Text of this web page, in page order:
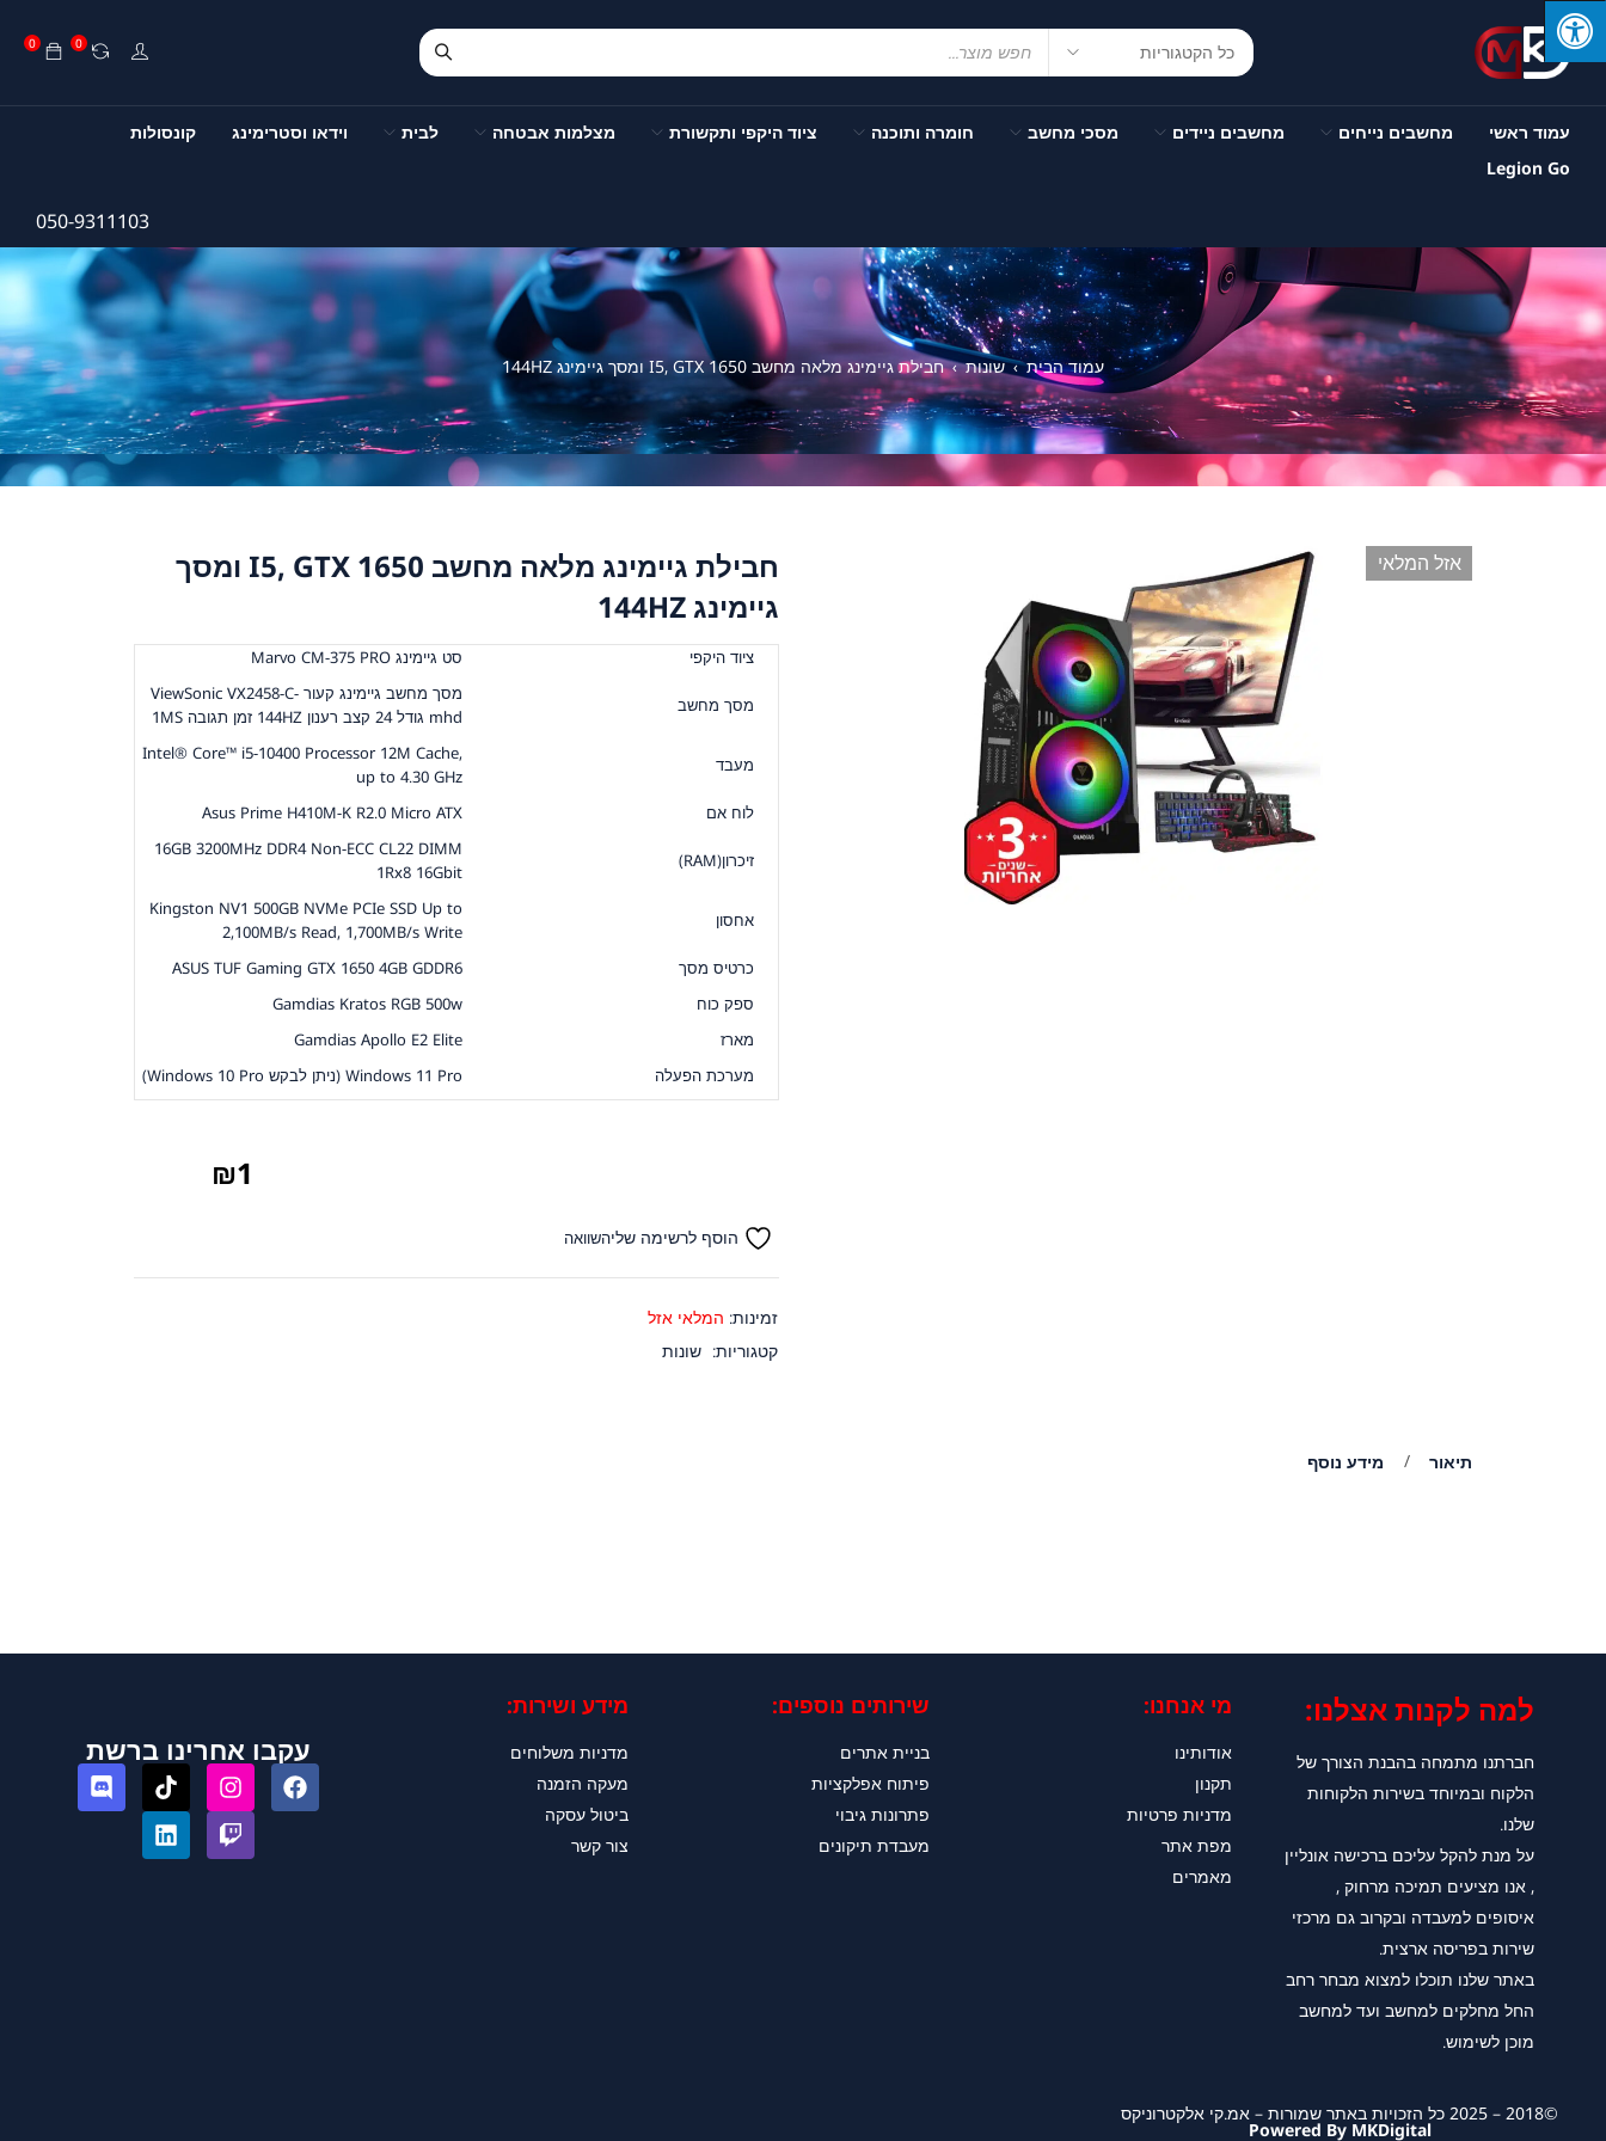
0 0
עמוד ראשי מחשבים נייחים מחשבים ניידים מסכי מחשב חומרה ותוכנה ציוד היקפי ותקשורת מצלמות אבטחה לבית וידאו וסטרימינג
קונסולות
Legion Go
050-9311103
עמוד הבית › שונות › חבילת גיימינג מלאה מחשב I5, GTX 1650 ומסך גיימינג 144HZ
אזל המלאי
חבילת גיימינג מלאה מחשב I5, GTX 1650 ומסך
גיימינג 144HZ
ציוד היקפי סט גיימינג Marvo CM-375 PRO
מסך מחשב
מסך מחשב גיימינג קעור ViewSonic VX2458-C-
mhd גודל 24 קצב רענון 144HZ זמן תגובה 1MS
מעבד
Intel® Core™ i5-10400 Processor 12M Cache,
up to 4.30 GHz
לוח אם
Asus Prime H410M-K R2.0 Micro ATX
זיכרון(RAM)
16GB 3200MHz DDR4 Non-ECC CL22 DIMM
1Rx8 16Gbit
אחסון
Kingston NV1 500GB NVMe PCIe SSD Up to
2,100MB/s Read, 1,700MB/s Write
כרטיס מסך
ASUS TUF Gaming GTX 1650 4GB GDDR6
ספק כוח
Gamdias Kratos RGB 500w
מארז
Gamdias Apollo E2 Elite
מערכת הפעלה
Windows 11 Pro (ניתן לבקש Windows 10 Pro)
₪1
הוסף לרשימה שליהשוואה
זמינות: המלאי אזל
קטגוריות: שונות
תיאור מידע נוסף
למה לקנות אצלנו:​
חברתנו מתמחה בהבנת הצורך של
הלקוח ובמיוחד בשירות הלקוחות
שלנו.
על מנת להקל עליכם ברכישה אונליין
, אנו מציעים תמיכה מרחוק ,
איסופים למעבדה ובקרוב גם מרכזי
שירות בפריסה ארצית.
באתר שלנו תוכלו למצוא מבחר רחב
החל מחלקים למחשב ועד למחשב
מוכן לשימוש.
מי אנחנו:
אודותינו
תקנון
מדניות פרטיות
מפת אתר
מאמרים
שירותים נוספים:
בניית אתרים
פיתוח אפלקציות
פתרונות גיבוי
מעבדת תיקונים
מידע ושירות:
מדניות משלוחים
מעקה הזמנה
ביטול עסקה
צור קשר
עקבו אחרינו ברשת
©2018 – 2025 כל הזכויות באתר שמורות – אמ.קי אלקטרוניקס
Powered By MKDigital